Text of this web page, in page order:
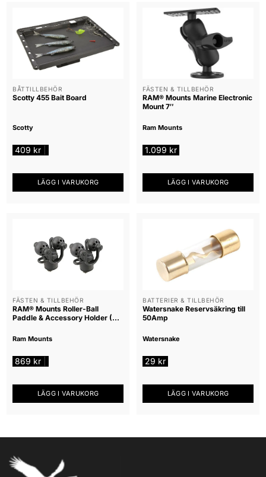
BÅTTILLBEHÖR
Scotty 455 Bait Board
Scotty
409 kr
LÄGG I VARUKORG
FÄSTEN & TILLBEHÖR
RAM® Mounts Marine Electronic
Mount 7″
Ram Mounts
1.099 kr
LÄGG I VARUKORG
FÄSTEN & TILLBEHÖR
RAM® Mounts Roller-Ball
Paddle & Accessory Holder (2-
Ram Mounts
869 kr
LÄGG I VARUKORG
BATTERIER & TILLBEHÖR
Watersnake Reservsäkring till
50Amp
Watersnake
29 kr
LÄGG I VARUKORG